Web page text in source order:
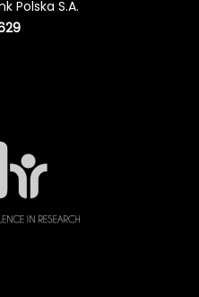
Polska S.A.